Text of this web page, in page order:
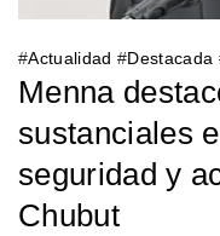
#Actualidad #Destacada
Menna
sustanciales
seguridad y
Chubut